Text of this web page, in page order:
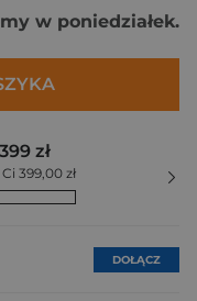
w poniedziałek.
zł
399,00 zł
DOŁĄCZ